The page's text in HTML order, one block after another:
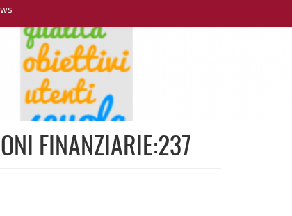
FINANZIARIE:237